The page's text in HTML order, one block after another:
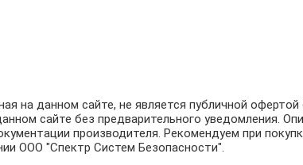
на данном сайте, не является публичной
сайте без предварительного уведомления.
производителя. Рекомендуем при
ООО "Спектр Систем Безопасности".